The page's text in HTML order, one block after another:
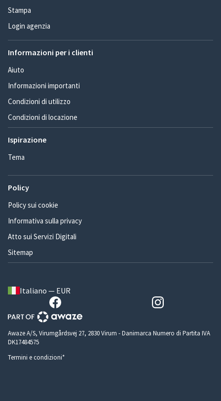
Stampa
Login agenzia
Informazioni per i clienti
Aiuto
Informazioni importanti
Condizioni di utilizzo
Condizioni di locazione
Ispirazione
Tema
Policy
Policy sui cookie
Informativa sulla privacy
Atto sui Servizi Digitali
Sitemap
Italiano — EUR
Awaze A/S, Virumgårdsvej 27, 2830 Virum - Danimarca Numero di Partita IVA
DK17484575
Termini e condizioni*